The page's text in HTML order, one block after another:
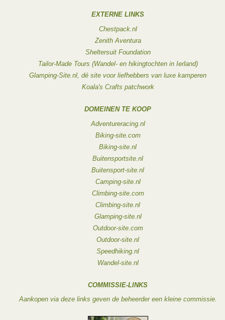
EXTERNE LINKS
Chestpack.nl
Zenith Aventura
Sheltersuit Foundation
Tailor-Made Tours (Wandel- en hikingtochten in Ierland)
Glamping-Site.nl, dé site voor liefhebbers van luxe kamperen
Koala's Crafts patchwork
DOMEINEN TE KOOP
Adventureracing.nl
Biking-site.com
Biking-site.nl
Buitensportsite.nl
Buitensport-site.nl
Camping-site.nl
Climbing-site.com
Climbing-site.nl
Glamping-site.nl
Outdoor-site.com
Outdoor-site.nl
Speedhiking.nl
Wandel-site.nl
COMMISSIE-LINKS
Aankopen via deze links geven de beheerder een kleine commissie.